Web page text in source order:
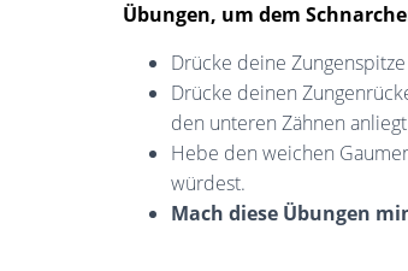
Übungen, um dem
Drücke deine
Drücke deinen
den unteren Zähnen
Hebe den weichen
würdest.
Mach diese Übungen